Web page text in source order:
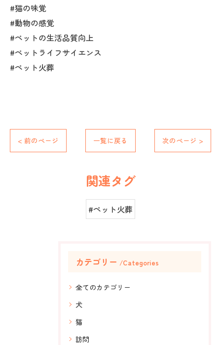
#猫の味覚
#動物の感覚
#ペットの生活品質向上
#ペットライフサイエンス
#ペット火葬
< 前のページ 一覧に戻る 次のページ >
関連タグ
#ペット火葬
カテゴリー Categories
全てのカテゴリー
犬
猫
訪問